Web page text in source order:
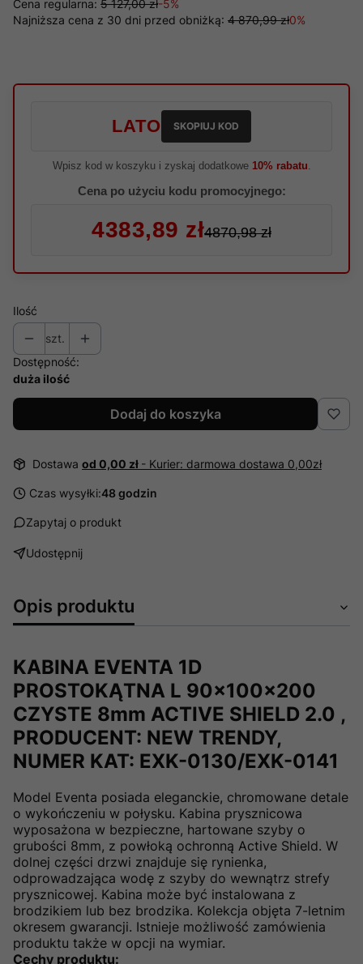
Cena regularna: 5 127,00 zł-5%
Najniższa cena z 30 dni przed obniżką: 4 870,99 zł0%
LATO SKOPIUJ KOD
Wpisz kod w koszyku i zyskaj dodatkowe 10% rabatu.
Cena po użyciu kodu promocyjnego:
4383,89 zł4870,98 zł
Ilość
szt.
Dostępność:
duża ilość
Dodaj do koszyka
Dostawa od 0,00 zł - Kurier: darmowa dostawa 0,00zł
Czas wysyłki:48 godzin
Zapytaj o produkt
Udostępnij
Opis produktu
KABINA EVENTA 1D
PROSTOKĄTNA L 90x100x200
CZYSTE 8mm ACTIVE SHIELD 2.0 ,
PRODUCENT: NEW TRENDY,
NUMER KAT: EXK-0130/EXK-0141
Model Eventa posiada eleganckie, chromowane detale
o wykończeniu w połysku. Kabina prysznicowa
wyposażona w bezpieczne, hartowane szyby o
grubości 8mm, z powłoką ochronną Active Shield. W
dolnej części drzwi znajduje się rynienka,
odprowadzająca wodę z szyby do wewnątrz strefy
prysznicowej. Kabina może być instalowana z
brodzikiem lub bez brodzika. Kolekcja objęta 7-letnim
okresem gwarancji. Istnieje możliwość zamówienia
produktu także w opcji na wymiar.
Cechy produktu: